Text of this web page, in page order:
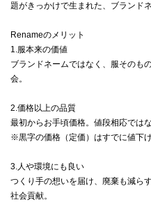
題がきっかけで生まれた、ブランド
Renameのメリット
1.服本来の価値
ブランドネームではなく、服そのも
会。
2.価格以上の品質
最初からお手頃価格。値段相応では
※黒字の価格（定価）はすでに値下
3.人や環境にも良い
つくり手の想いを届け、廃棄も減ら
社会貢献。